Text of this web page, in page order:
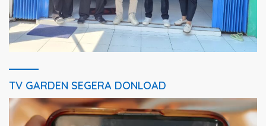
TV GARDEN SEGERA DONLOAD
Pemutar
Video